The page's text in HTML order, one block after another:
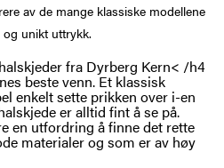
av de mange klassiske modellene
unikt uttrykk.
fra Dyrberg Kern< /h4
beste venn. Et klassisk
enkelt sette prikken over i-en
er alltid fint å se på.
en utfordring å finne det rette
materialer og som er av høy